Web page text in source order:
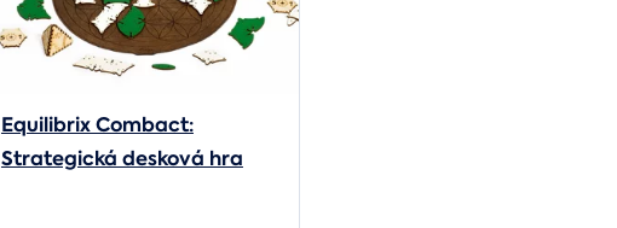
Equilibrix Combact:
Strategická desková hra